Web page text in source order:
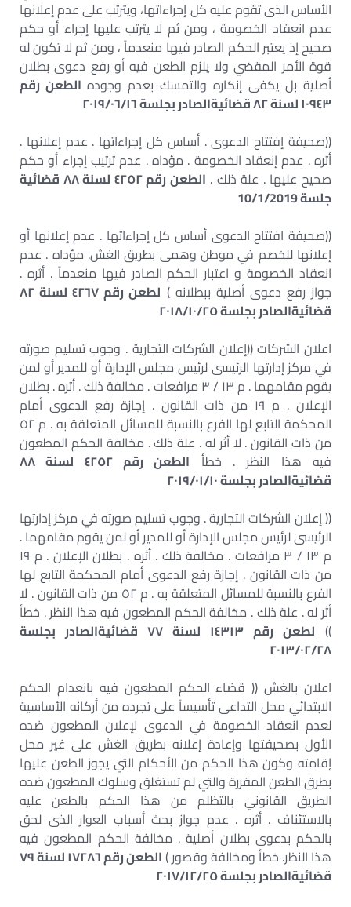
الأساس الذى تقوم عليه كل إجراءاتها، ويترتب على عدم إعلانها
عدم انعقاد الخصومة ، ومن ثم لا يترتب عليها إجراء أو حكم
صحيح إذ يعتبر الحكم الصادر فيها منعدماً ، ومن ثم لا تكون له
قوة الأمر المقضي ولا يلزم الطعن فيه أو رفع دعوى بطلان
أصلية بل يكفى إنكاره والتمسك بعدم وجوده الطعن رقم
١٠٩٤٣ لسنة ٨٢ قضائيةالصادر بجلسة ٢٠١٩/٠٦/١٦
((صحيفة إفتتاح الدعوى . أساس كل إجراءاتها . عدم إعلانها .
أثره . عدم إنعقاد الخصومة . مؤداه . عدم ترتيب إجراء أو حكم
صحيح عليها . علة ذلك .
الطعن رقم ٤٢٥٢ لسنة ٨٨ قضائية
جلسة 10/1/2019
((صحيفة افتتاح الدعوى أساس كل إجراءاتها . عدم إعلانها أو
إعلانها للخصم في موطن وهمى بطريق الغش. مؤداه . عدم
انعقاد الخصومة و اعتبار الحكم الصادر فيها منعدماً . أثره .
جواز رفع دعوى أصلية ببطلانه )
لطعن رقم ٤٢٦٧ لسنة ٨٢
قضائيةالصادر بجلسة ٢٠١٨/١٠/٢٥
اعلان الشركات ((إعلان الشركات التجارية . وجوب تسليم صورته
في مركز إدارتها الرئيسى لرئيس مجلس الإدارة أو للمدير أو لمن
يقوم مقامهما . م ١٣ / ٣ مرافعات . مخالفة ذلك . أثره . بطلان
الإعلان . م ١٩ من ذات القانون . إجازة رفع الدعوى أمام
المحكمة التابع لها الفرع بالنسبة للمسائل المتعلقة به . م ٥٢
من ذات القانون . لا أثر له . علة ذلك . مخالفة الحكم المطعون
فيه هذا النظر . خطأ
الطعن رقم ٤٢٥٢ لسنة ٨٨
قضائيةالصادر بجلسة ٢٠١٩/٠١/١٠
(( إعلان الشركات التجارية . وجوب تسليم صورته في مركز إدارتها
الرئيسى لرئيس مجلس الإدارة أو للمدير أو لمن يقوم مقامهما .
م ١٣ / ٣ مرافعات . مخالفة ذلك . أثره . بطلان الإعلان . م ١٩
من ذات القانون . إجازة رفع الدعوى أمام المحكمة التابع لها
الفرع بالنسبة للمسائل المتعلقة به . م ٥٢ من ذات القانون . لا
أثر له . علة ذلك . مخالفة الحكم المطعون فيه هذا النظر . خطأ
))
لطعن رقم ١٤٣١٣ لسنة ٧٧ قضائيةالصادر بجلسة
٢٠١٣/٠٢/٢٨
اعلان بالغش (( قضاء الحكم المطعون فيه بانعدام الحكم
الابتدائي محل التداعى تأسيساً على تجرده من أركانه الأساسية
لعدم انعقاد الخصومة في الدعوى لإعلان المطعون ضده
الأول بصحيفتها وإعادة إعلانه بطريق الغش على غير محل
إقامته وكون هذا الحكم من الأحكام التي يجوز الطعن عليها
بطرق الطعن المقررة والتي لم تستغلق وسلوك المطعون ضده
الطريق القانوني بالتظلم من هذا الحكم بالطعن عليه
بالاستئناف . أثره . عدم جواز بحث أسباب العوار الذى لحق
بالحكم بدعوى بطلان أصلية . مخالفة الحكم المطعون فيه
هذا النظر. خطأ ومخالفة وقصور )
الطعن رقم ١٧٢٨٦ لسنة ٧٩
قضائيةالصادر بجلسة ٢٠١٧/١٢/٢٥